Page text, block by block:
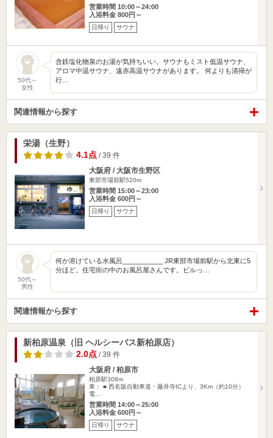
営業時間 10:00～24:00
入浴料金 800円～
日帰り サウナ
50代～
女性
含鉄塩化物泉のお湯が気持ちいい。サウナもミスト低温サウナ、
アロマ中温サウナ、遠赤高温サウナがあります。 何よりも清掃が
行…
関連情報から探す
栄湯（生野）
4.1点 / 39 件
大阪府 / 大阪市生野区
東部市場前駅520m
営業時間 15:00～23:00
入浴料金 600円～
日帰り サウナ
50代～
男性
何か溶けている水風呂___________ JR東部市場前駅から北東に5
分ほど。住宅街の中のお風呂屋さんです。ビルっ…
関連情報から探す
新柏原温泉（旧 ヘルシーバス新柏原店）
2.0点 / 39 件
大阪府 / 柏原市
柏原駅308m
車： ■ 西名阪自動車道・藤井寺ICより、3Km（約10分）
電…
営業時間 14:00～25:00
入浴料金 600円～
日帰り サウナ